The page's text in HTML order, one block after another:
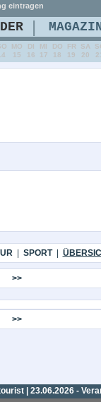
| SPORT|
>>
>>
| 23.06.2026 -
eintragen
|
MO
15
DI
16
MI
17
DO
18
FR
19
SA
20